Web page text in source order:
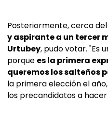
Posteriormente, cerca
y aspirante a un tercer
Urtubey, pudo votar. "Es
porque es la primera
queremos los salteños
la primera elección el
los precandidatos a